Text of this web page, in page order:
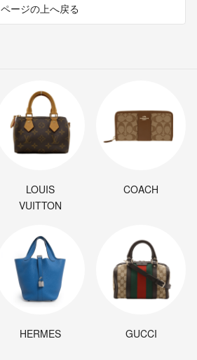
ページの上へ戻る
LOUIS
VUITTON
COACH
HERMES GUCCI